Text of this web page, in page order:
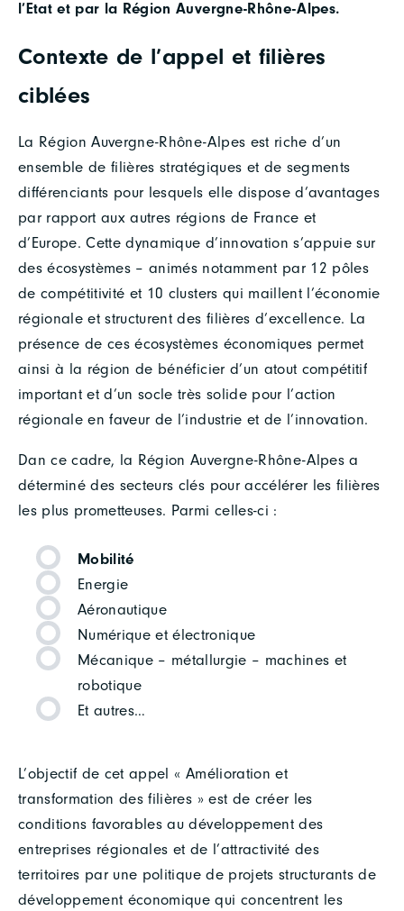
l’Etat et par la Région Auvergne-Rhône-Alpes.
Contexte de l’appel et filières
ciblées
La Région Auvergne-Rhône-Alpes est riche d’un
ensemble de filières stratégiques et de segments
différenciants pour lesquels elle dispose d’avantages
par rapport aux autres régions de France et
d’Europe. Cette dynamique d’innovation s’appuie sur
des écosystèmes – animés notamment par 12 pôles
de compétitivité et 10 clusters qui maillent l’économie
régionale et structurent des filières d’excellence. La
présence de ces écosystèmes économiques permet
ainsi à la région de bénéficier d’un atout compétitif
important et d’un socle très solide pour l’action
régionale en faveur de l’industrie et de l’innovation.
Dan ce cadre, la Région Auvergne-Rhône-Alpes a
déterminé des secteurs clés pour accélérer les filières
les plus prometteuses. Parmi celles-ci :
Mobilité
Energie
Aéronautique
Numérique et électronique
Mécanique – métallurgie – machines et
robotique
Et autres…
L’objectif de cet appel « Amélioration et
transformation des filières » est de créer les
conditions favorables au développement des
entreprises régionales et de l’attractivité des
territoires par une politique de projets structurants de
développement économique qui concentrent les